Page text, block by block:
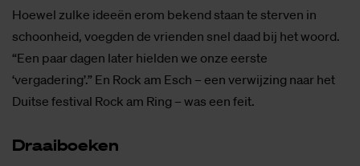
Hoewel zulke ideeën erom bekend staan te sterven in
schoonheid, voegden de vrienden snel daad bij het woord.
“Een paar dagen later hielden we onze eerste
‘vergadering’.” En Rock am Esch – een verwijzing naar het
Duitse festival Rock am Ring – was een feit.
Draai­boe­ken